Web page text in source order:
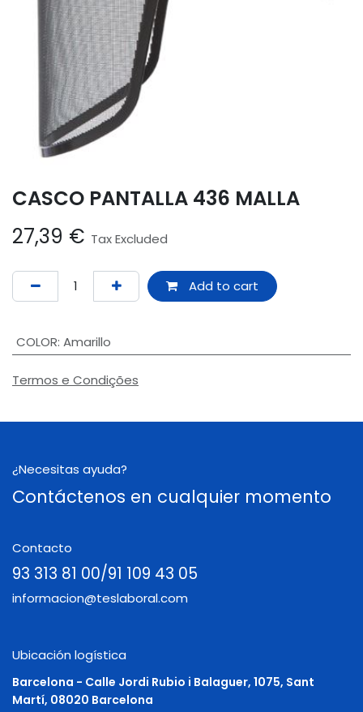
CASCO PANTALLA 436 MALLA
27,39 € Tax Excluded
Add to cart
COLOR: Amarillo
Termos e Condições
¿Necesitas ayuda?
Contáctenos en cualquier momento
Contacto
93 313 81 00/91 109 43 05
informacion@teslaboral.com
Ubicación logística
Barcelona - Calle Jordi Rubio i Balaguer, 1075, Sant
Martí, 08020 Barcelona